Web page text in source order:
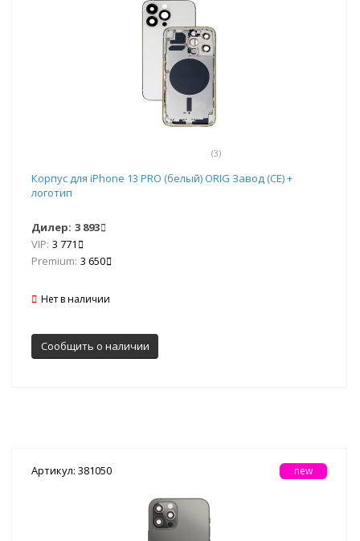
(3)
Корпус для iPhone 13 PRO (белый) ORIG Завод (CE) +
логотип
Дилер: 3 893
VIP: 3 771
Premium: 3 650
Нет в наличии
Сообщить о наличии
Артикул: 381050 new